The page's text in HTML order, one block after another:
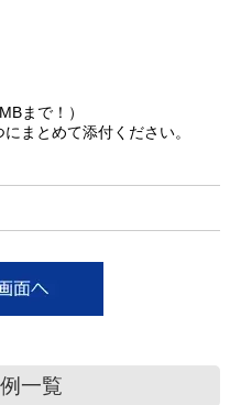
まで！）
まとめて添付ください。
一覧